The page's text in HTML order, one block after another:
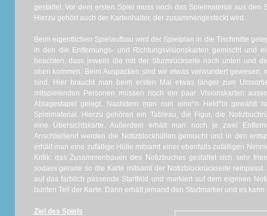
gestaltet. Vor dem ersten Spiel muss noch das Spielmaterial aus den
Hierzu gehört auch der Kartenhalter, der zusammengesteckt wird.
Beim eigentlichen Spielaufbau wird der Spielplan in die Tischmitte
in den die Entfernungs- und Richtungsvisionskarten gemischt und
beachten, dass jeweils die mit der Sturmrückseite nach unten und
oben kommen. Beim Auspacken sind wir etwas verwundert gewesen,
sind. Hier braucht man beim ersten Mal etwas länger zum
mitspielenden Personen müssen noch ein paar Visionskarten
Ablagestapel gelegt. Nachdem man nun eine*n Held*in gewählt
Spielmaterial. Hierzu gehören ein Tableau, die Figur, die
eine Übersichtskarte. Außerdem erhält man noch je zwei
Anschließend werden die Notizblockhüllen gemischt und in den
erhält man eine zufällige Hülle mitsamt einer ebenfalls zufälligen
Kritik: das Zusammenbauen des Notizbuches gestaltet sich sehr
sodass gerade so die Karte mitsamt der Notizblockrückseite
auf das farblich passende Startfeld und markiert auf dem eigenen
bunten Teil der Karte. Dann erhält jemand den Startmarker und es
Ziel des Spiels